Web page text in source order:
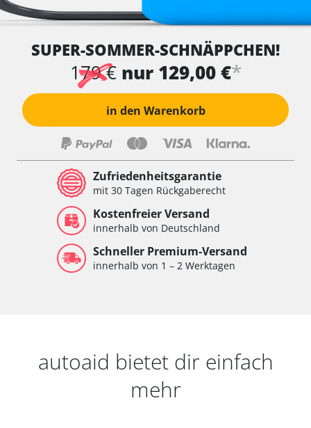
SUPER-SOMMER-SCHNÄPPCHEN!
179 € nur 129,00 €*
in den Warenkorb
Zufriedenheitsgarantie
mit 30 Tagen Rückgaberecht
Kostenfreier Versand
innerhalb von Deutschland
Schneller Premium-Versand
innerhalb von 1 – 2 Werktagen
autoaid bietet dir einfach
mehr